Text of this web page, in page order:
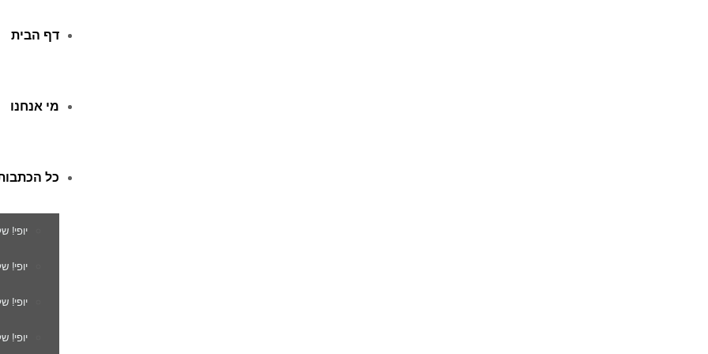
דף הבית
מי אנחנו
כל
יופי!
יופי!
יופי!
יופי!